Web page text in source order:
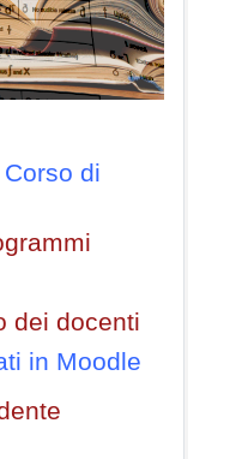
di
dei docenti
in Moodle